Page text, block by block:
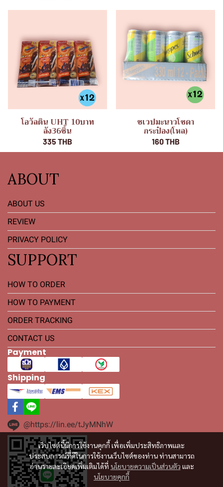
โอวัลติน UHT 10บาท
ลัง36ชิ้น
335 THB
ชเวปมะนาวโซดา
กระป๋อง(โหล)
160 THB
เว็บไซต์นี้มีการใช้งานคุกกี้ เพื่อเพิ่มประสิทธิภาพและ
ประสบการณ์ที่ดีในการใช้งานเว็บไซต์ของท่าน ท่านสามารถ
อ่านรายละเอียดเพิ่มเติมได้ที่ นโยบายความเป็นส่วนตัว และ
นโยบายคุกกี้
ABOUT
ABOUT US
REVIEW
PRIVACY POLICY
SUPPORT
HOW TO ORDER
HOW TO PAYMENT
ORDER TRACKING
CONTACT US
Payment
Shipping
@https://lin.ee/tJyMNhW